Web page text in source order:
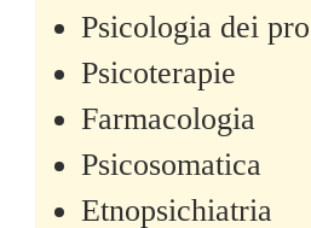
Psicologia dei
Psicoterapie
Farmacologia
Psicosomatica
Etnopsichiatria